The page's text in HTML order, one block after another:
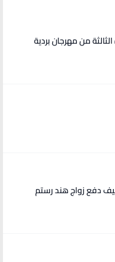
من مهرجان بردية
رحيل " مارلين مونرو الشرق" .. كيف دفع زواج هند رستم